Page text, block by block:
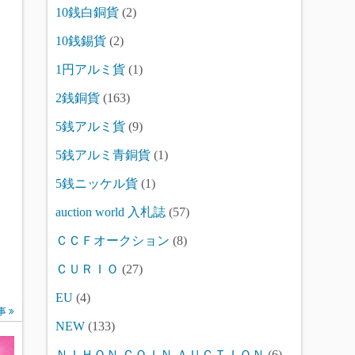
10銭白銅貨 (2)
10銭錫貨 (2)
1円アルミ貨 (1)
2銭銅貨 (163)
5銭アルミ貨 (9)
5銭アルミ青銅貨 (1)
5銭ニッケル貨 (1)
auction world 入札誌 (57)
ＣＣＦオークション (8)
ＣＵＲＩＯ (27)
EU (4)
NEW (133)